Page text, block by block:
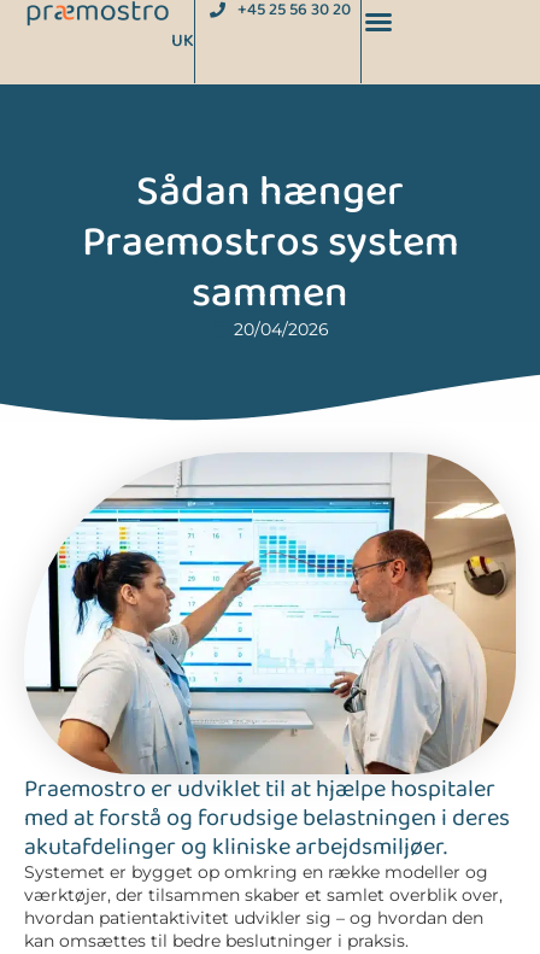
+45 25 56 30 20
UK
Sådan hænger
Praemostros system
sammen
20/04/2026
Praemostro er udviklet til at hjælpe hospitaler
med at forstå og forudsige belastningen i deres
akutafdelinger og kliniske arbejdsmiljøer.
Systemet er bygget op omkring en række modeller og
værktøjer, der tilsammen skaber et samlet overblik over,
hvordan patientaktivitet udvikler sig – og hvordan den
kan omsættes til bedre beslutninger i praksis.